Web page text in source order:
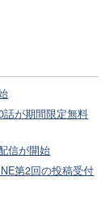
話が期間限定無料
信が開始
第2回の投稿受付